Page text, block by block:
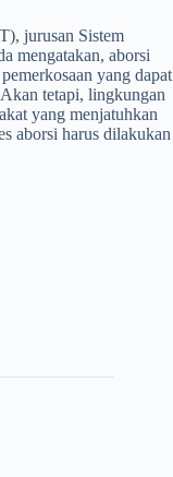
jurusan Sistem
mengatakan, aborsi
yang dapat
tetapi, lingkungan
yang menjatuhkan
aborsi harus dilakukan